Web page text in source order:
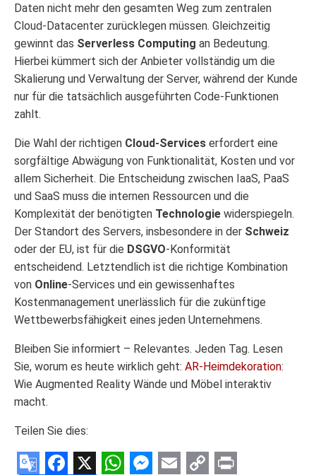
Daten nicht mehr den gesamten Weg zum zentralen
Cloud-Datacenter zurücklegen müssen. Gleichzeitig
gewinnt das Serverless Computing an Bedeutung.
Hierbei kümmert sich der Anbieter vollständig um die
Skalierung und Verwaltung der Server, während der Kunde
nur für die tatsächlich ausgeführten Code-Funktionen
zahlt.
Die Wahl der richtigen Cloud-Services erfordert eine
sorgfältige Abwägung von Funktionalität, Kosten und vor
allem Sicherheit. Die Entscheidung zwischen IaaS, PaaS
und SaaS muss die internen Ressourcen und die
Komplexität der benötigten Technologie widerspiegeln.
Der Standort des Servers, insbesondere in der Schweiz
oder der EU, ist für die DSGVO-Konformität
entscheidend. Letztendlich ist die richtige Kombination
von Online-Services und ein gewissenhaftes
Kostenmanagement unerlässlich für die zukünftige
Wettbewerbsfähigkeit eines jeden Unternehmens.
Bleiben Sie informiert – Relevantes. Jeden Tag. Lesen
Sie, worum es heute wirklich geht: AR-Heimdekoration:
Wie Augmented Reality Wände und Möbel interaktiv
macht.
Teilen Sie dies: